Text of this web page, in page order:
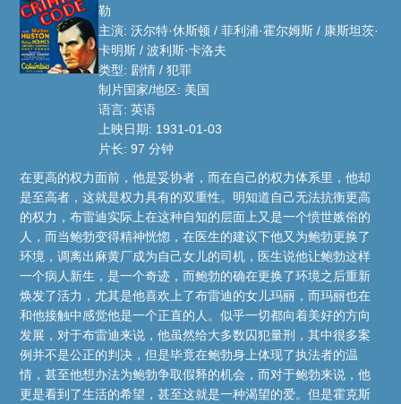
勒
主演: 沃尔特·休斯顿 / 菲利浦·霍尔姆斯 / 康斯坦茨·
卡明斯 / 波利斯·卡洛夫
类型: 剧情 / 犯罪
制片国家/地区: 美国
语言: 英语
上映日期: 1931-01-03
片长: 97 分钟
在更高的权力面前，他是妥协者，而在自己的权力体系里，他却
是至高者，这就是权力具有的双重性。明知道自己无法抗衡更高
的权力，布雷迪实际上在这种自知的层面上又是一个愤世嫉俗的
人，而当鲍勃变得精神恍惚，在医生的建议下他又为鲍勃更换了
环境，调离出麻黄厂成为自己女儿的司机，医生说他让鲍勃这样
一个病人新生，是一个奇迹，而鲍勃的确在更换了环境之后重新
焕发了活力，尤其是他喜欢上了布雷迪的女儿玛丽，而玛丽也在
和他接触中感觉他是一个正直的人。似乎一切都向着美好的方向
发展，对于布雷迪来说，他虽然给大多数囚犯量刑，其中很多案
例并不是公正的判决，但是毕竟在鲍勃身上体现了执法者的温
情，甚至他想办法为鲍勃争取假释的机会，而对于鲍勃来说，他
更是看到了生活的希望，甚至这就是一种渴望的爱。但是霍克斯